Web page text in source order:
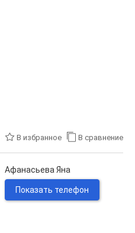
В избранное В сравнение
Афанасьева Яна
Показать телефон